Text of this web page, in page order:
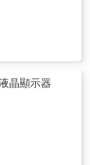
晶顯示器